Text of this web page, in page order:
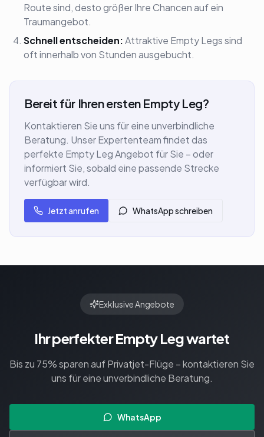
Route sind, desto größer Ihre Chancen auf ein
Traumangebot.
Schnell entscheiden:Attraktive Empty Legs sind
oft innerhalb von Stunden ausgebucht.
Bereit für Ihren ersten Empty Leg?
Kontaktieren Sie uns für eine unverbindliche
Beratung. Unser Expertenteam findet das
perfekte Empty Leg Angebot für Sie – oder
informiert Sie, sobald eine passende Strecke
verfügbar wird.
Jetzt anrufen WhatsApp schreiben
Exklusive Angebote
Ihr perfekter Empty Leg wartet
Bis zu 75% sparen auf Privatjet-Flüge – kontaktieren Sie
uns für eine unverbindliche Beratung.
WhatsApp